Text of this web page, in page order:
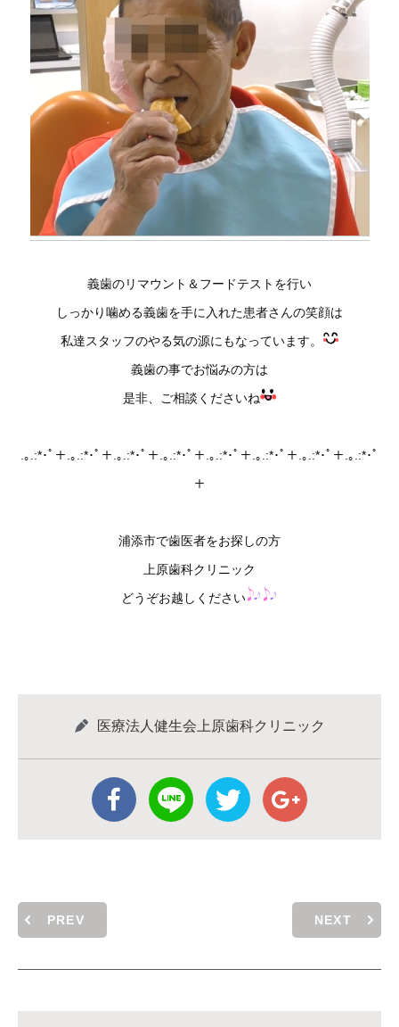
義歯のリマウント＆フードテストを行い
しっかり噛める義歯を手に入れた患者さんの笑顔は
私達スタッフのやる気の源にもなっています。
義歯の事でお悩みの方は
是非、ご相談くださいね
.｡.:*･ﾟ＋.｡.:*･ﾟ＋.｡.:*･ﾟ＋.｡.:*･ﾟ＋.｡.:*･ﾟ＋.｡.:*･ﾟ＋.｡.:*･ﾟ＋.｡.:*･ﾟ
＋
浦添市で歯医者をお探しの方
上原歯科クリニック
どうぞお越しください
医療法人健生会上原歯科クリニック
PREV NEXT